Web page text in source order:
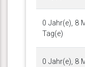
0 Jahr(e), 8
Tag(e)
0 Jahr(e), 8